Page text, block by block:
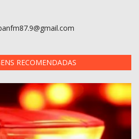
RECOMENDADAS